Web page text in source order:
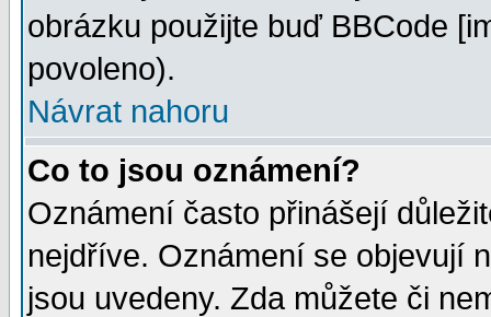
obrázku použijte buď BBCode
povoleno).
Návrat nahoru
Co to jsou oznámení?
Oznámení často přinášejí
nejdříve. Oznámení se objevují
jsou uvedeny. Zda můžete či